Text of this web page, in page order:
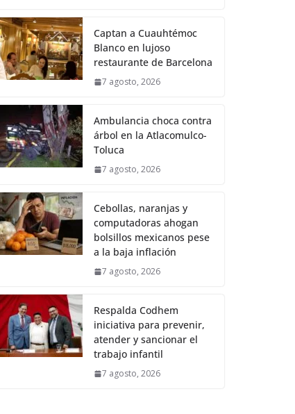
Captan a Cuauhtémoc
Blanco en lujoso
restaurante de Barcelona
7 agosto, 2026
Ambulancia choca contra
árbol en la Atlacomulco-
Toluca
7 agosto, 2026
Cebollas, naranjas y
computadoras ahogan
bolsillos mexicanos pese
a la baja inflación
7 agosto, 2026
Respalda Codhem
iniciativa para prevenir,
atender y sancionar el
trabajo infantil
7 agosto, 2026